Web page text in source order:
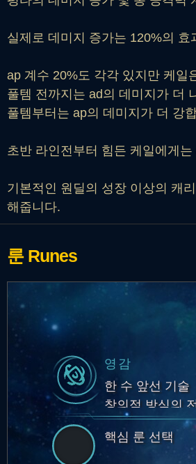
실제로 데미지 증가는 120%의 효
ap 계수 20%도 각각 있지만 케일
풀템 전까지는 ad의 데미지가 더
풀템부터는 ap의 데미지가 더 강
초반 라인전부터 힘든 케일에게는
기본적인 원딜의 성장 이상의 캐
해줍니다.
룬 Runes
영감
한 수 앞선 기술
창의적 방식의
핵심 룬 선택